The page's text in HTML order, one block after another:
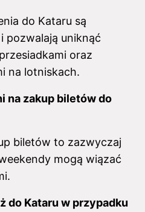
do Kataru są
pozwalają uniknąć
oraz
na lotniskach.
na zakup biletów do
biletów to zazwyczaj
mogą wiązać
do Kataru w przypadku